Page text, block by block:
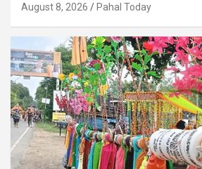
August 8, 2026 Pahal Today